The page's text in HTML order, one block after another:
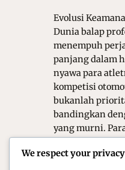
Evolusi
Dunia balap
menempuh
panjang dalam
nyawa para
kompetisi
bukanlah
bandingkan
yang murni.
kulit tipis dan
We respect your privacy